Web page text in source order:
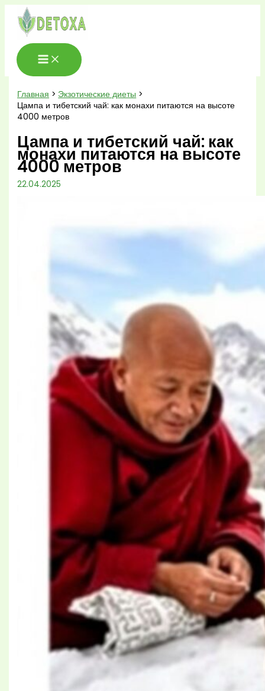
Перейти
содержимому
Главная
Экзотические диеты
Цампа и тибетский чай: как монахи питаются на высоте
4000 метров
Цампа и тибетский чай: как
монахи питаются на высоте
4000 метров
22.04.2025